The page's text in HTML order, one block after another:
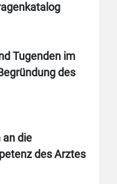
Tugenden im
des
an die
des Arztes